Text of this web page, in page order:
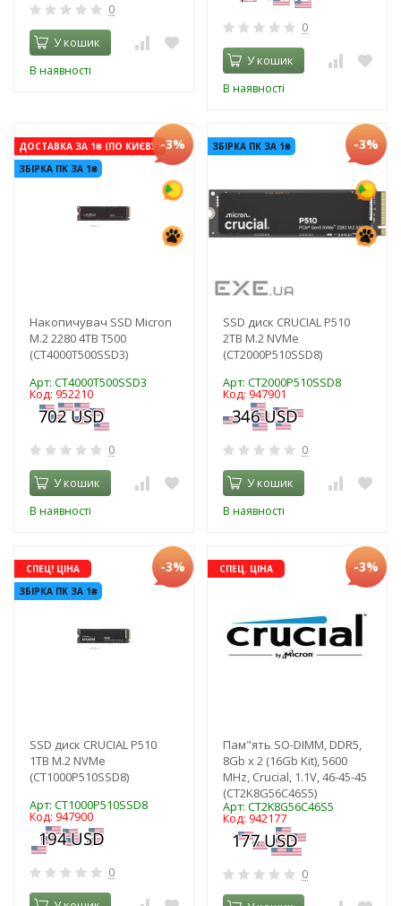
0
У кошик
В наявності
0
У кошик
В наявності
ДОСТАВКА ЗА 1₴ (ПО КИЄВУ)
ЗБІРКА ПК ЗА 1₴
-3%
Накопичувач SSD Micron
M.2 2280 4TB T500
(CT4000T500SSD3)
Арт: CT4000T500SSD3
Код: 952210
0
У кошик
В наявності
ЗБІРКА ПК ЗА 1₴ -3%
SSD диск CRUCIAL P510
2TB M.2 NVMe
(CT2000P510SSD8)
Арт: CT2000P510SSD8
Код: 947901
0
У кошик
В наявності
СПЕЦ! ЦІНА
ЗБІРКА ПК ЗА 1₴
-3%
SSD диск CRUCIAL P510
1TB M.2 NVMe
(CT1000P510SSD8)
Арт: CT1000P510SSD8
Код: 947900
0
СПЕЦ. ЦІНА -3%
Пам"ять SO-DIMM, DDR5,
8Gb x 2 (16Gb Kit), 5600
MHz, Crucial, 1.1V, 46-45-45
(CT2K8G56C46S5)
Арт: CT2K8G56C46S5
Код: 942177
0